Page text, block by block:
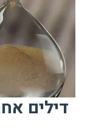
דילים